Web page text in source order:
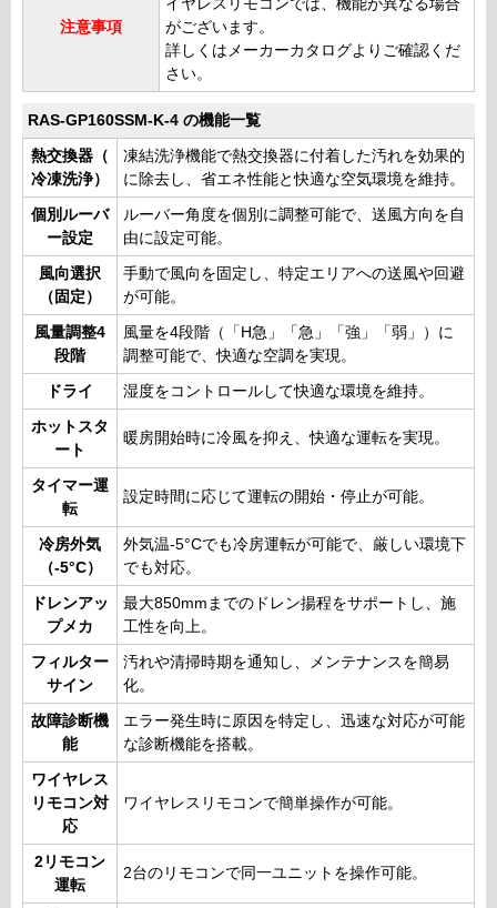
注意事項
イヤレスリモコンでは、機能が異なる場合
がございます。
詳しくはメーカーカタログよりご確認くだ
さい。
RAS-GP160SSM-K-4 の機能一覧
熱交換器（
冷凍洗浄）
凍結洗浄機能で熱交換器に付着した汚れを効果的
に除去し、省エネ性能と快適な空気環境を維持。
個別ルーバ
ー設定
ルーバー角度を個別に調整可能で、送風方向を自
由に設定可能。
風向選択
（固定）
手動で風向を固定し、特定エリアへの送風や回避
が可能。
風量調整4
段階
風量を4段階（「H急」「急」「強」「弱」）に
調整可能で、快適な空調を実現。
ドライ 湿度をコントロールして快適な環境を維持。
ホットスタ
ート
暖房開始時に冷風を抑え、快適な運転を実現。
タイマー運
転
設定時間に応じて運転の開始・停止が可能。
冷房外気
（-5°C）
外気温-5°Cでも冷房運転が可能で、厳しい環境下
でも対応。
ドレンアッ
プメカ
最大850mmまでのドレン揚程をサポートし、施
工性を向上。
フィルター
サイン
汚れや清掃時期を通知し、メンテナンスを簡易
化。
故障診断機
能
エラー発生時に原因を特定し、迅速な対応が可能
な診断機能を搭載。
ワイヤレス
リモコン対
応
ワイヤレスリモコンで簡単操作が可能。
2リモコン
運転
2台のリモコンで同一ユニットを操作可能。